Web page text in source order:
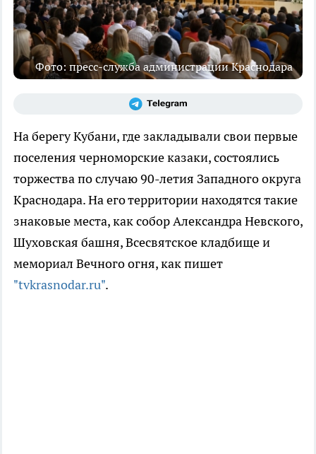
Фото: пресс-служба администрации Краснодара
На берегу Кубани, где закладывали свои первые
поселения черноморские казаки, состоялись
торжества по случаю 90-летия Западного округа
Краснодара. На его территории находятся такие
знаковые места, как собор Александра Невского,
Шуховская башня, Всесвятское кладбище и
мемориал Вечного огня, как пишет
"tvkrasnodar.ru".